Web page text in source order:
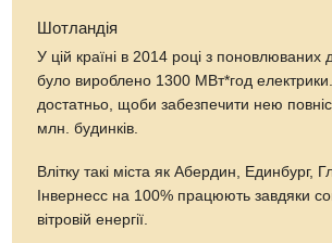
Шотландія
У цій країні в 2014 році з поновлюваних
було вироблено 1300 МВт*год
достатньо, щоби забезпечити нею
млн. будинків.
Влітку такі міста як Абердин, Единбург,
Інвернесс на 100% працюють завдяки
вітровій енергії.